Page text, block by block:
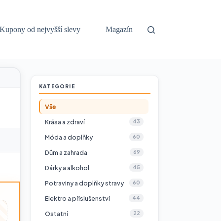
Kupony od nejvyšší slevy Magazín
KATEGORIE
Vše
Krása a zdraví
43
Móda a doplňky 60
Dům a zahrada 69
Dárky a alkohol 45
Potraviny a doplňky stravy 60
Elektro a příslušenství 44
Ostatní 22